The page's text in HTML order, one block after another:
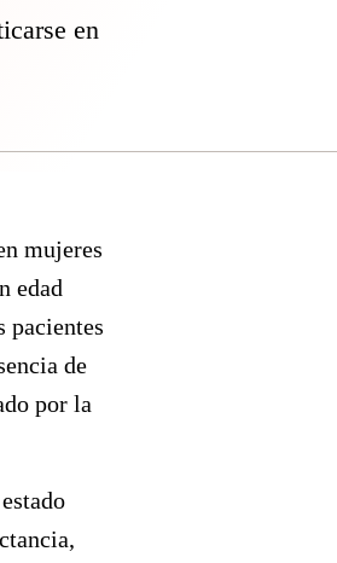
en
mujeres
edad
pacientes
de
por la